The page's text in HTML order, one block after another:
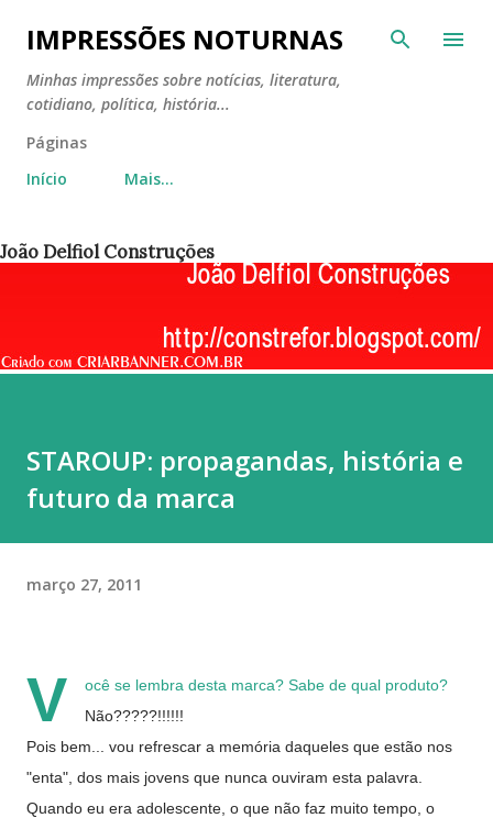
Pular para o conteúdo principal
IMPRESSÕES NOTURNAS
Minhas impressões sobre notícias, literatura,
cotidiano, política, história...
Páginas
Início
Mais…
João Delfiol Construções
STAROUP: propagandas, história e
futuro da marca
março 27, 2011
V
ocê se lembra desta marca? Sabe de qual produto?
Não?????!!!!!!
Pois bem... vou refrescar a memória daqueles que estão nos
"enta", dos mais jovens que nunca ouviram esta palavra.
Quando eu era adolescente, o que não faz muito tempo, o